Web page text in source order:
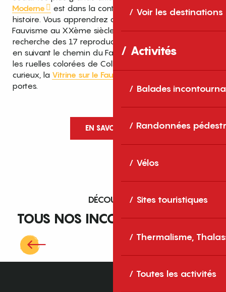
Voir les destinations
Activités
Balades
Randonnées
Vélos
Sites touristiques
Thermalisme,
Toutes les activités
Moderne
est dans la continuité de cette
histoire. Vous apprendrez que c’est ici qu’est né le
Fauvisme au XXème siècle ! Vous partirez à la
recherche des 17 reproductions de Matisse et Derain
en suivant le chemin du Fauvisme qui serpente dans
les ruelles colorées de Collioure. Pour les plus
curieux, la Vitrine sur le Fauvisme
portes.
EN SAVOIR PLUS
DÉCOUVREZ
TOUS NOS INCONTOURNABLES
Mémorial du Camp de Rivesaltes